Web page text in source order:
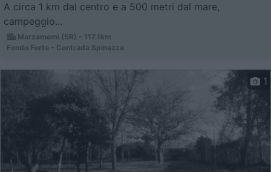
A circa 1 km dal centro e a 500 metri dal mare,
campeggio...
Marzamemi (SR) - 117.1km
Fondo Forte - Contrada Spinazza
1